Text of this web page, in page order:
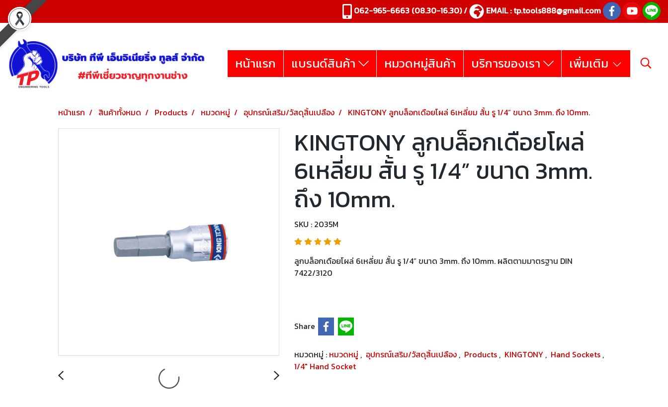
062-965-6663 (08.30-16.30) / EMAIL :tp.tools888@gmail.com
หน้าแรก แบรนด์สินค้า หมวดหมู่สินค้า บริการของเรา เพิ่มเติม
หน้าแรก สินค้าทั้งหมด Products หมวดหมู่ อุปกรณ์เสริม/วัสดุสิ้นเปลือง KINGTONY ลูกบล็อกเดือยโผล่ 6เหลี่ยม สั้น รู 1/4” ขนาด 3mm. ถึง 10mm.
KINGTONY ลูกบล็อกเดือยโผล่
6เหลี่ยม สั้น รู 1/4” ขนาด 3mm.
ถึง 10mm.
SKU : 2035M
ลูกบล็อกเดือยโผล่ 6เหลี่ยม สั้น รู 1/4” ขนาด 3mm. ถึง 10mm. ผลิตตามมาตรฐาน DIN
7422/3120
Share
หมวดหมู่ : หมวดหมู่ , อุปกรณ์เสริม/วัสดุสิ้นเปลือง , Products , KINGTONY , Hand Sockets ,
1/4" Hand Socket